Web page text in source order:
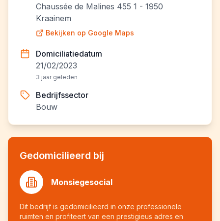
Chaussée de Malines 455 1 - 1950
Kraainem
Bekijken op Google Maps
Domiciliatiedatum
21/02/2023
3 jaar geleden
Bedrijfssector
Bouw
Gedomicilieerd bij
Monsiegesocial
Dit bedrijf is gedomicilieerd in onze professionele
ruimten en profiteert van een prestigieus adres en